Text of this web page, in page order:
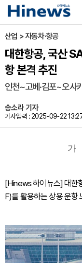
산업 > 자동차·항공
대한항공, 국산
항 본격 추진
인천~고베·김포~오사
송소라 기자
기사입력 : 2025-09-22
가
[Hinews 하이뉴스] 대한
F)를 활용하는 상용 운항